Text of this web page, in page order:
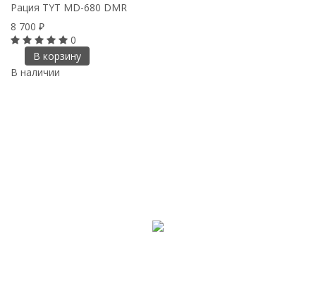
Рация TYT MD-680 DMR
8 700 ₽
0
В корзину
В наличии